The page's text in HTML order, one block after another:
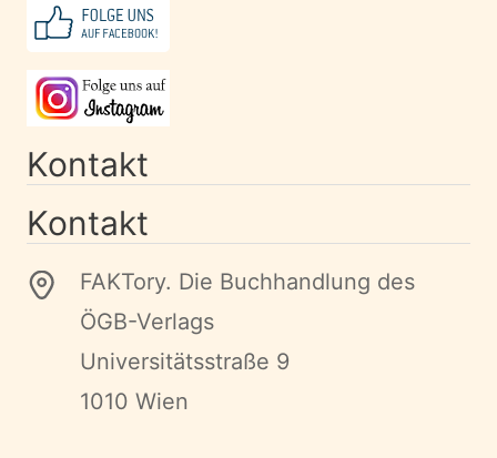
Kontakt
Kontakt
FAKTory. Die Buchhandlung des
ÖGB-Verlags
Universitätsstraße 9
1010 Wien